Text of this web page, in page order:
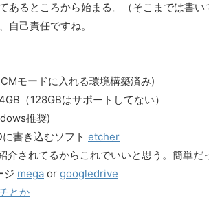
あるところから始まる。（そこまでは書い
自己責任ですね。
モードに入れる環境構築済み)
（128GBはサポートしてない）
推奨)
に書き込むソフト etcher
されてるからこれでいいと思う。簡単だ
ジ mega or googledrive
とか